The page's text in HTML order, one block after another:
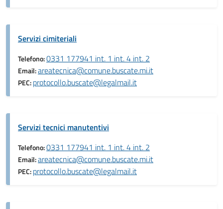
Servizi cimiteriali
Telefono:0331 177941 int. 1 int. 4 int. 2
Email:areatecnica@comune.buscate.mi.it
PEC:protocollo.buscate@legalmail.it
Servizi tecnici manutentivi
Telefono:0331 177941 int. 1 int. 4 int. 2
Email:areatecnica@comune.buscate.mi.it
PEC:protocollo.buscate@legalmail.it